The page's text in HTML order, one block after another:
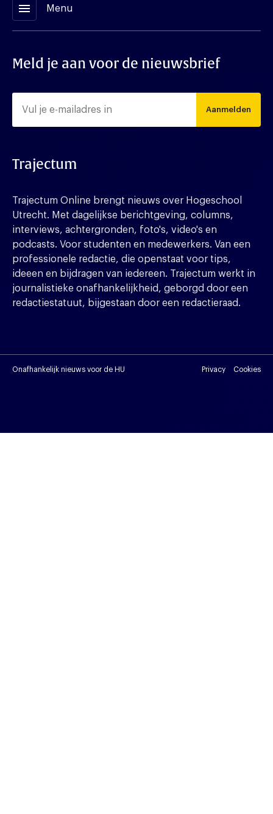
menu Menu
Meld je aan voor de nieuwsbrief
Aanmelden
Trajectum
Trajectum Online brengt nieuws over Hogeschool
Utrecht. Met dagelijkse berichtgeving, columns,
interviews, achtergronden, foto's, video's en
podcasts. Voor studenten en medewerkers. Van een
professionele redactie, die openstaat voor tips,
ideeen en bijdragen van iedereen. Trajectum werkt in
journalistieke onafhankelijkheid, geborgd door een
redactiestatuut, bijgestaan door een redactieraad.
Onafhankelijk nieuws voor de HU Privacy Cookies